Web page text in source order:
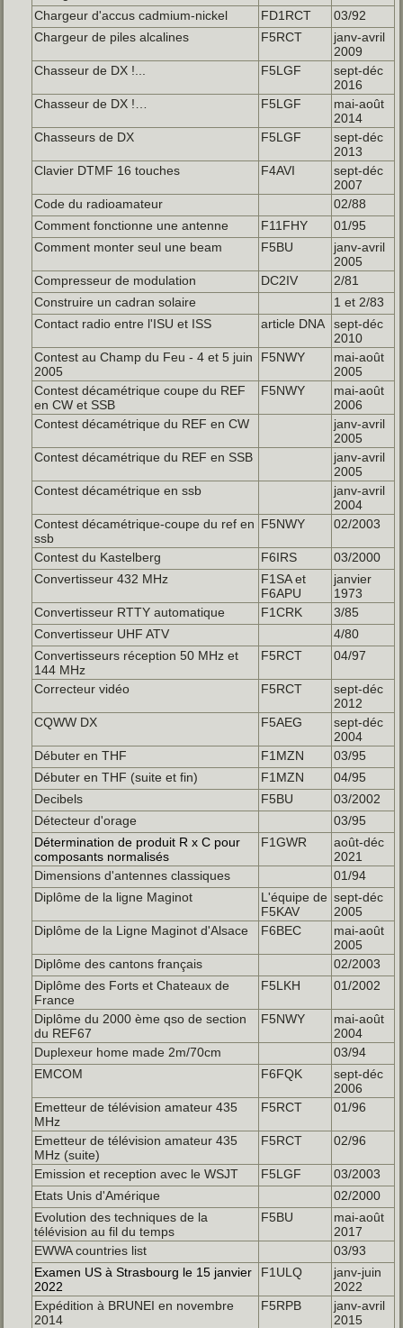
Chargeur d'accus cadmium-nickel
FD1RCT
03/92
Chargeur de piles alcalines
F5RCT
janv-avril
2009
Chasseur de DX !...
F5LGF
sept-déc
2016
Chasseur de DX !…
F5LGF
mai-août
2014
Chasseurs de DX
F5LGF
sept-déc
2013
Clavier DTMF 16 touches
F4AVI
sept-déc
2007
Code du radioamateur
02/88
Comment fonctionne une antenne
F11FHY
01/95
Comment monter seul une beam
F5BU
janv-avril
2005
Compresseur de modulation
DC2IV
2/81
Construire un cadran solaire
1 et 2/83
Contact radio entre l'ISU et ISS
article DNA
sept-déc
2010
Contest au Champ du Feu - 4 et 5 juin
2005
F5NWY
mai-août
2005
Contest décamétrique coupe du REF
en CW et SSB
F5NWY
mai-août
2006
Contest décamétrique du REF en CW
janv-avril
2005
Contest décamétrique du REF en SSB
janv-avril
2005
Contest décamétrique en ssb
janv-avril
2004
Contest décamétrique-coupe du ref en
ssb
F5NWY 02/2003
Contest du Kastelberg F6IRS
03/2000
Convertisseur 432 MHz
F1SA et
F6APU
janvier
1973
Convertisseur RTTY automatique
F1CRK
3/85
Convertisseur UHF ATV
4/80
Convertisseurs réception 50 MHz et
144 MHz
F5RCT 04/97
Correcteur vidéo F5RCT
sept-déc
2012
CQWW DX
F5AEG
sept-déc
2004
Débuter en THF
F1MZN
03/95
Débuter en THF (suite et fin)
F1MZN
04/95
Decibels
F5BU
03/2002
Détecteur d'orage
03/95
Détermination de produit R x C pour
composants normalisés
F1GWR
août-déc
2021
Dimensions d'antennes classiques
01/94
Diplôme de la ligne Maginot
L'équipe de
F5KAV
sept-déc
2005
Diplôme de la Ligne Maginot d'Alsace
F6BEC
mai-août
2005
Diplôme des cantons français
02/2003
Diplôme des Forts et Chateaux de
France
F5LKH 01/2002
Diplôme du 2000 ème qso de section
du REF67
F5NWY
mai-août
2004
Duplexeur home made 2m/70cm
03/94
EMCOM
F6FQK
sept-déc
2006
Emetteur de télévision amateur 435
MHz
F5RCT 01/96
Emetteur de télévision amateur 435
MHz (suite)
F5RCT 02/96
Emission et reception avec le WSJT F5LGF
03/2003
Etats Unis d'Amérique
02/2000
Evolution des techniques de la
télévision au fil du temps
F5BU
mai-août
2017
EWWA countries list
03/93
Examen US à Strasbourg le 15 janvier
2022
F1ULQ
janv-juin
2022
Expédition à BRUNEI en novembre
2014
F5RPB
janv-avril
2015